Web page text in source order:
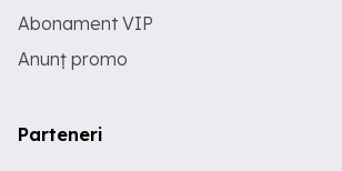
Abonament VIP
Anunț promo
Parteneri